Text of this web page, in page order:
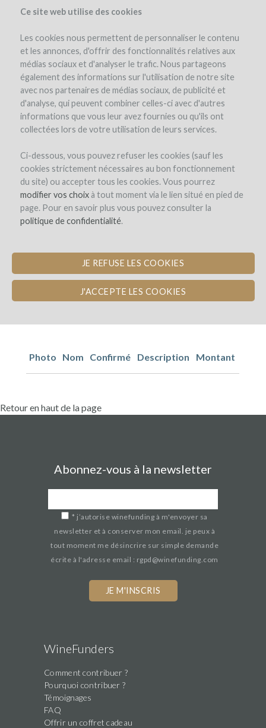
Ce site web utilise des cookies
Les cookies nous permettent de personnaliser le contenu
et les annonces, d'offrir des fonctionnalités relatives aux
médias sociaux et d'analyser le trafic. Nous partageons
également des informations sur l'utilisation de notre site
avec nos partenaires de médias sociaux, de publicité et
d'analyse, qui peuvent combiner celles-ci avec d'autres
informations que vous leur avez fournies ou qu'ils ont
collectées lors de votre utilisation de leurs services.
Ci-dessous, vous pouvez refuser les cookies (sauf les
cookies strictement nécessaires au bon fonctionnement
du site) ou accepter tous les cookies. Vous pourrez
modifier vos choixà tout moment via le lien situé en pied de
page. Pour en savoir plus vous pouvez consulter la
politique de confidentialité.
JE REFUSE LES COOKIES
J'ACCEPTE LES COOKIES
le projet le domaine l'équipe détails du projet avis d'experts
les remboursements en vin actualités (0) winefunders(0)
commentaires (0)
Journée vendanges au Domaine Alain
Chabanon
ÉVÈNEMENT EN LANGUEDOC
Photo Nom Confirmé Description Montant
Retour en haut de la page
Abonnez-vous à la newsletter
* j’autorise winefunding à m'envoyer sa
newsletter et à conserver mon email. je peux à
tout moment me désincrire sur simple demande
écrite à l'adresse email : rgpd@winefunding.com
WineFunders
Comment contribuer ?
Pourquoi contribuer ?
Témoignages
FAQ
Offrir un coffret cadeau